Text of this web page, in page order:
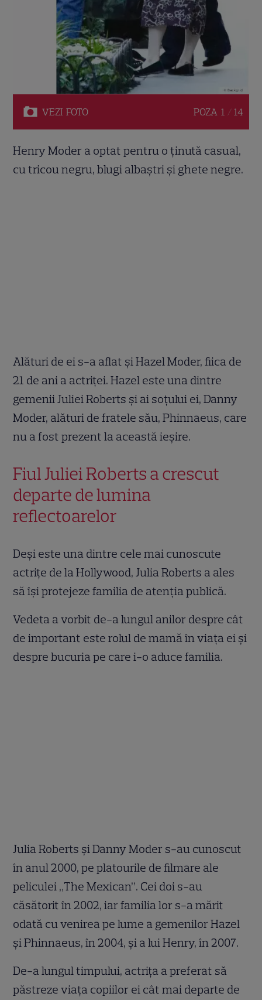
VEZI FOTO POZA 1 / 14
Henry Moder a optat pentru o ținută casual,
cu tricou negru, blugi albaștri și ghete negre.
Alături de ei s-a aflat și Hazel Moder, fiica de
21 de ani a actriței. Hazel este una dintre
gemenii Juliei Roberts și ai soțului ei, Danny
Moder, alături de fratele său, Phinnaeus, care
nu a fost prezent la această ieșire.
Fiul Juliei Roberts a crescut
departe de lumina
reflectoarelor
Deși este una dintre cele mai cunoscute
actrițe de la Hollywood, Julia Roberts a ales
să își protejeze familia de atenția publică.
Vedeta a vorbit de-a lungul anilor despre cât
de important este rolul de mamă în viața ei și
despre bucuria pe care i-o aduce familia.
Julia Roberts și Danny Moder s-au cunoscut
în anul 2000, pe platourile de filmare ale
peliculei „The Mexican”. Cei doi s-au
căsătorit în 2002, iar familia lor s-a mărit
odată cu venirea pe lume a gemenilor Hazel
și Phinnaeus, în 2004, și a lui Henry, în 2007.
De-a lungul timpului, actrița a preferat să
păstreze viața copiilor ei cât mai departe de